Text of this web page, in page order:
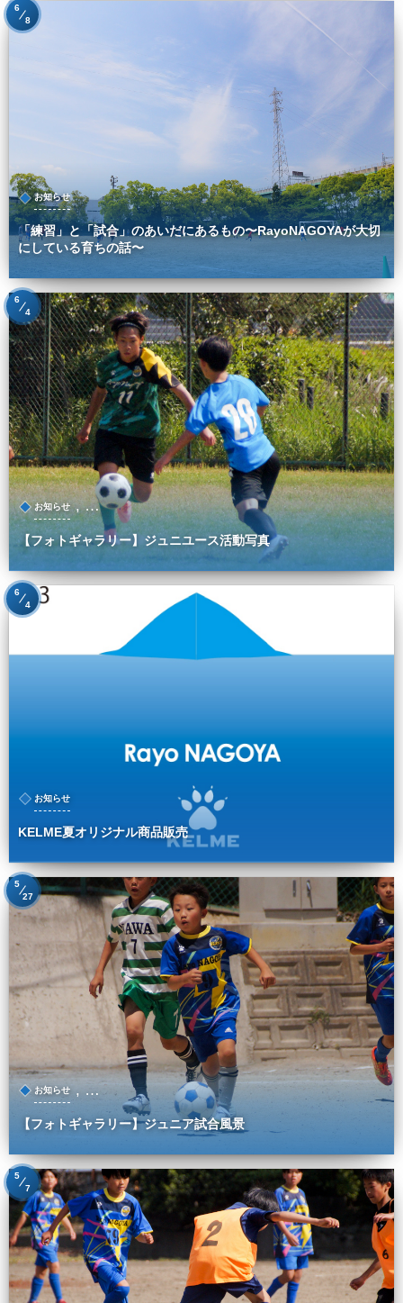
お知らせ
「練習」と「試合」のあいだにあるもの〜RayoNAGOYAが大切
にしている育ちの話〜
6
8
お知らせ , …
【フォトギャラリー】ジュニユース活動写真
6
4
お知らせ
KELME夏オリジナル商品販売
6
4
お知らせ , …
【フォトギャラリー】ジュニア試合風景
5
27
5
7